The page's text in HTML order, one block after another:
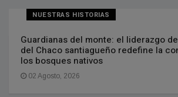
NUESTRAS HISTORIAS
Guardianas del monte: el liderazgo
del Chaco santiagueño redefine la
los bosques nativos
02 Agosto, 2026